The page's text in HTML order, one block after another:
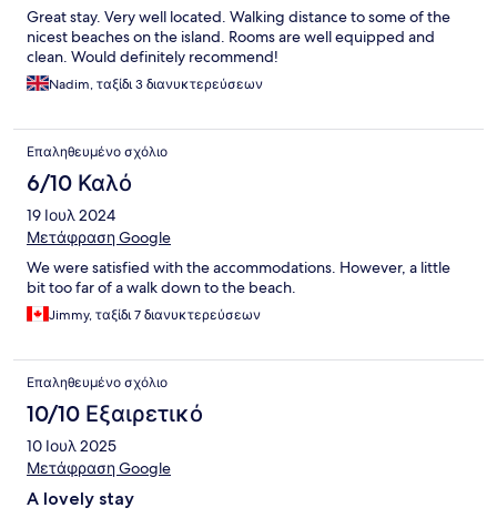
Great stay. Very well located. Walking distance to some of the
nicest beaches on the island. Rooms are well equipped and
clean. Would definitely recommend!
Nadim, ταξίδι 3 διανυκτερεύσεων
Επαληθευμένο σχόλιο
6/10 Καλό
19 Ιουλ 2024
Μετάφραση Google
We were satisfied with the accommodations. However, a little
bit too far of a walk down to the beach.
Jimmy, ταξίδι 7 διανυκτερεύσεων
Επαληθευμένο σχόλιο
10/10 Εξαιρετικό
10 Ιουλ 2025
Μετάφραση Google
A lovely stay